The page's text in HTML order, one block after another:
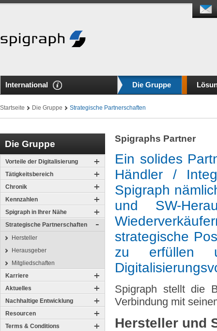
International Die Gruppe
Startseite Die Gruppe Strategische Partnerschaften
Die Gruppe
Vorteile der Digitalisierung
Tätigkeitsbereich
Chronik
Kennzahlen
Spigraph in Ihrer Nähe
Strategische Partnerschaften
Hersteller
Herausgeber
Mitgliedschaften
Karriere
Aktuelles
Nachhaltige Entwicklung
Resourcen
Terms & Conditions
Spigraphs Partner
Ein solides
Händler /
Spigraph
und SW-
strategische
zu erfüllen
Spigraph stellt die
Verbindung mit
Hersteller und